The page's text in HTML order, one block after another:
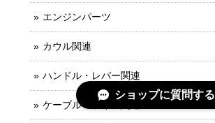
エンジンパーツ
カウル関連
ハンドル・レバー関連
ケーブル・ライン関連
ショップに質問する